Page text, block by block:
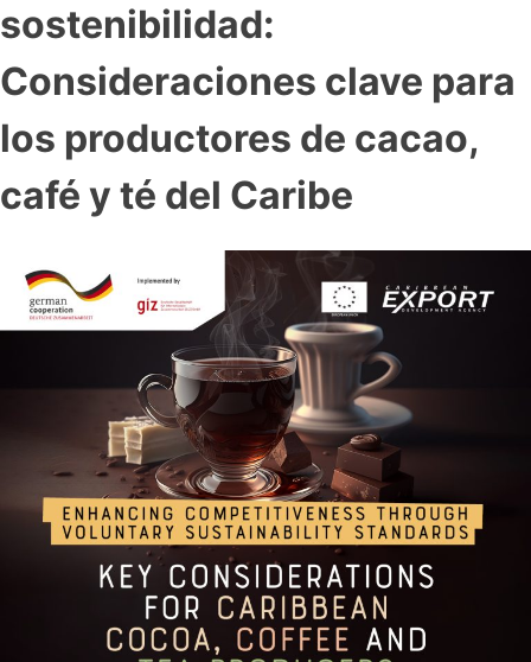
sostenibilidad:
Consideraciones clave para
los productores de cacao,
café y té del Caribe